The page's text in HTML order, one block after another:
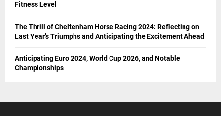
Fitness Level
The Thrill of Cheltenham Horse Racing 2024: Reflecting on
Last Year’s Triumphs and Anticipating the Excitement Ahead
Anticipating Euro 2024, World Cup 2026, and Notable
Championships